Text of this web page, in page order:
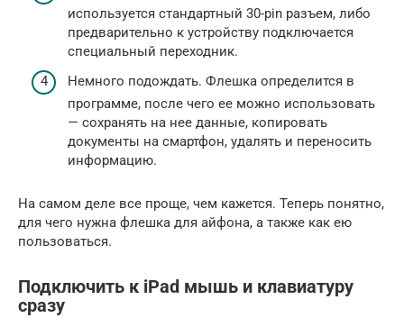
используется стандартный 30-pin разъем, либо
предварительно к устройству подключается
специальный переходник.
Немного подождать. Флешка определится в
программе, после чего ее можно использовать
— сохранять на нее данные, копировать
документы на смартфон, удалять и переносить
информацию.
На самом деле все проще, чем кажется. Теперь понятно,
для чего нужна флешка для айфона, а также как ею
пользоваться.
Подключить к iPad мышь и клавиатуру
сразу